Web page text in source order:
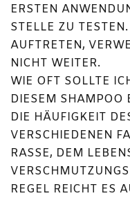
ERSTEN
STELLE ZU
AUFTRETEN,
NICHT WEITER.
WIE OFT SOLLTE
DIESEM SHAMPOO
DIE HÄUFIGKEIT
VERSCHIEDENEN
RASSE, DEM
REGEL REICHT ES